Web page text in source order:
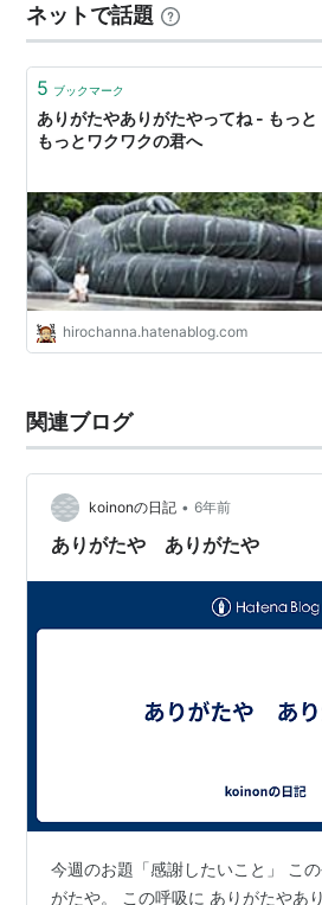
場全体が めっちゃ大声で歌ってて
声で歌ってて、 あたぃの演奏が全
ネットで話題
5 ブックマーク
ありがたやありがたやってね - もっと
もっとワクワクの君へ
hirochanna.hatenablog.com
関連ブログ
koinonの日記 • 6年前
ありがたや ありがたや
今週のお題「感謝したいこと」 こ
がたや。 この呼吸に ありがたやあ